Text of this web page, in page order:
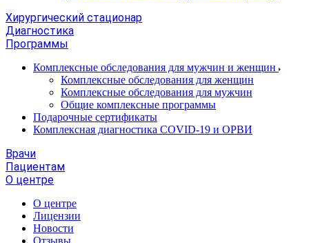
Хирургический стационар
Диагностика
Программы
Комплексные обследования для мужчин и женщин
Комплексные обследования для женщин
Комплексные обследования для мужчин
Общие комплексные программы
Подарочные сертификаты
Комплексная диагностика COVID-19 и ОРВИ
Врачи
Пациентам
О центре
О центре
Лицензии
Новости
Отзывы